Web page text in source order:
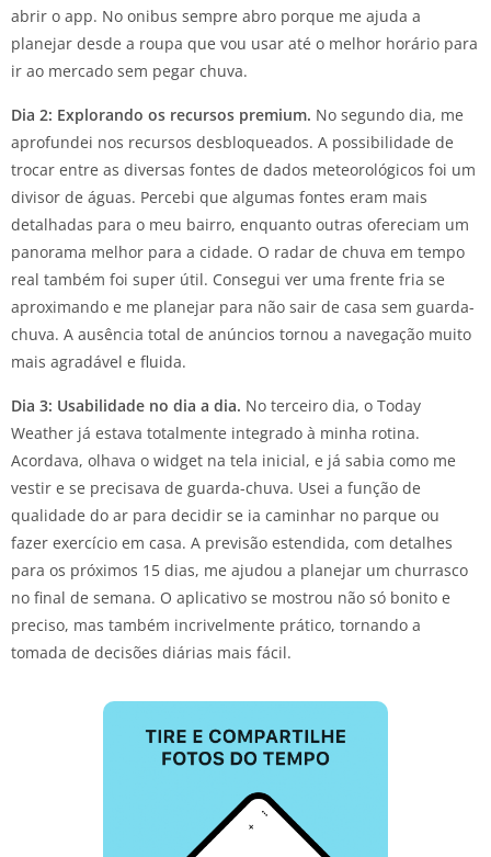
abrir o app. No onibus sempre abro porque me ajuda a
planejar desde a roupa que vou usar até o melhor horário para
ir ao mercado sem pegar chuva.
Dia 2: Explorando os recursos premium. No segundo dia, me
aprofundei nos recursos desbloqueados. A possibilidade de
trocar entre as diversas fontes de dados meteorológicos foi um
divisor de águas. Percebi que algumas fontes eram mais
detalhadas para o meu bairro, enquanto outras ofereciam um
panorama melhor para a cidade. O radar de chuva em tempo
real também foi super útil. Consegui ver uma frente fria se
aproximando e me planejar para não sair de casa sem guarda-
chuva. A ausência total de anúncios tornou a navegação muito
mais agradável e fluida.
Dia 3: Usabilidade no dia a dia. No terceiro dia, o Today
Weather já estava totalmente integrado à minha rotina.
Acordava, olhava o widget na tela inicial, e já sabia como me
vestir e se precisava de guarda-chuva. Usei a função de
qualidade do ar para decidir se ia caminhar no parque ou
fazer exercício em casa. A previsão estendida, com detalhes
para os próximos 15 dias, me ajudou a planejar um churrasco
no final de semana. O aplicativo se mostrou não só bonito e
preciso, mas também incrivelmente prático, tornando a
tomada de decisões diárias mais fácil.